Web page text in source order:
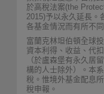
於高稅法案(the
2015)予以永久延長。
各基金情況而有所不
富蘭克林坦伯頓全球
資本利得、收益、代
（於盧森堡有永久居
構的人士除外）。本
稅。惟境外基金配息
稅申報。